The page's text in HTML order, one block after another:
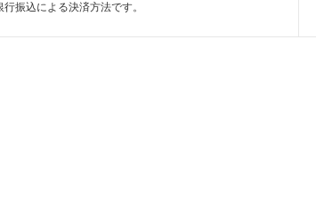
行振込による決済方法です。